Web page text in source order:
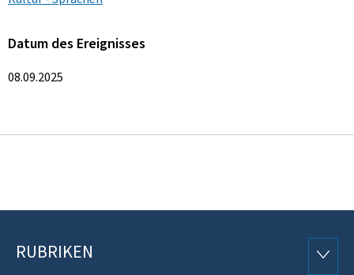
Datum des Ereignisses
08.09.2025
Footer
RUBRIKEN